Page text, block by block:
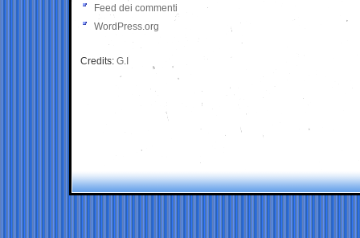
Feed dei commenti
WordPress.org
Credits: G.I